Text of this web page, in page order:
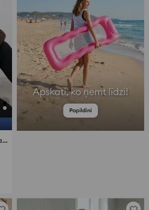
Barrel leg bikses ar viskozes piejaukumu